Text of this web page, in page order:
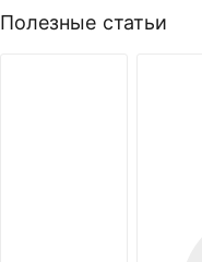
Полезные статьи